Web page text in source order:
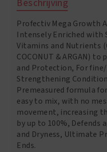
Beschrijving
Profectiv Mega Growth
Intensely Enriched
Vitamins and Nutrients
COCONUT & ARGAN)
and Protection, For
Strengthening
Premeasured formula
easy to mix, with no
movement, increasing
by up to 100%, Defends
and Dryness, Ultimate
Ends.